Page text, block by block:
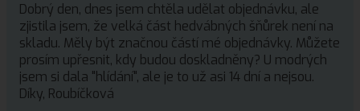
Dobrý den, dnes jsem chtěla udělat objednávku, ale
zjistila jsem, že velká část hedvábných šňůrek není na
skladu. Měly být značnou částí mé objednávky. Můžete
prosím upřesnit, kdy budou doskladněny? U modrých
jsem si dala "hlídání", ale je to už asi 14 dní a nejsou.
Díky, Roubíčková